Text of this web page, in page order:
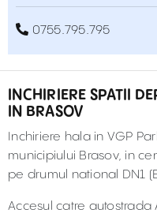
0755.795.795
INCHIRIERE SPATII
IN BRASOV
Inchiriere hala in VGP
municipiului Brasov, in
pe drumul national DN1
Accesul catre